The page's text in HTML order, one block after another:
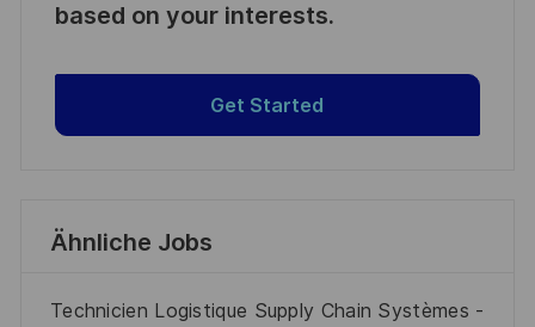
based on your interests.
Get Started
Ähnliche Jobs
Technicien Logistique Supply Chain Systèmes -